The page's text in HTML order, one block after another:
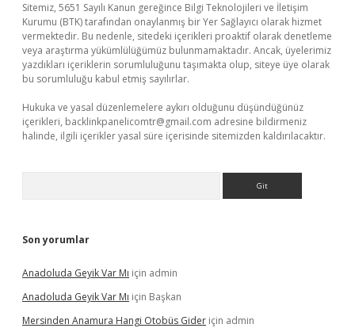
Sitemiz, 5651 Sayılı Kanun gereğince Bilgi Teknolojileri ve İletişim
Kurumu (BTK) tarafından onaylanmış bir Yer Sağlayıcı olarak hizmet
vermektedir. Bu nedenle, sitedeki içerikleri proaktif olarak denetleme
veya araştırma yükümlülüğümüz bulunmamaktadır. Ancak, üyelerimiz
yazdıkları içeriklerin sorumluluğunu taşımakta olup, siteye üye olarak
bu sorumluluğu kabul etmiş sayılırlar.
Hukuka ve yasal düzenlemelere aykırı olduğunu düşündüğünüz
içerikleri, backlinkpanelicomtr@gmail.com adresine bildirmeniz
halinde, ilgili içerikler yasal süre içerisinde sitemizden kaldırılacaktır.
Son yorumlar
Anadoluda Geyik Var Mı için admin
Anadoluda Geyik Var Mı için Başkan
Mersinden Anamura Hangi Otobüs Gider için admin